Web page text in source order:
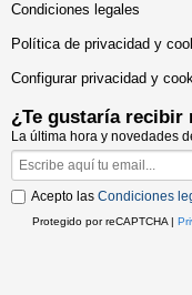
Condiciones legales
Política de privacidad y
Configurar privacidad y
¿Te gustaría recibir
La última hora y novedades
Acepto las Condiciones
Protegido por reCAPTCHA |